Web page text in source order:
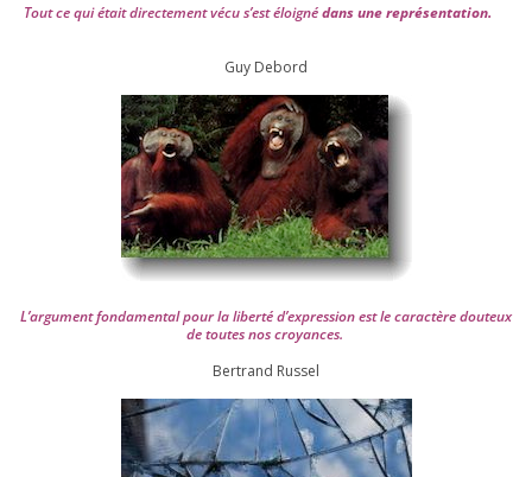
Tout ce qui était direc­te­ment vécu s’est éloi­gnédans une repré­sen­ta­tion.
Guy Debord
L’argument fon­da­men­tal pour la liber­té d’expression est le carac­tère dou­teux
de toutes nos croyances.
Ber­trand Russel